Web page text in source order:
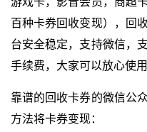
百种卡券回收变现），回
台安全稳定，支持微信，
手续费，大家可以放心使用
靠谱的回收卡券的微信公
方法将卡券变现：